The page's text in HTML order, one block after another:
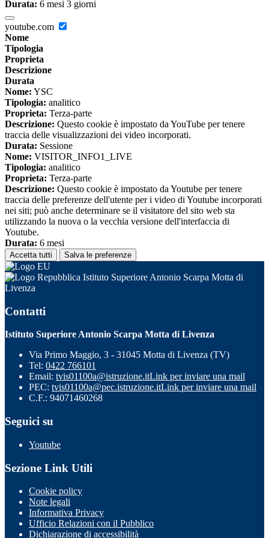
Durata: 6 mesi 3 giorni
youtube.com
Nome
Tipologia
Proprieta
Descrizione
Durata
Nome: YSC
Tipologia: analitico
Proprieta: Terza-parte
Descrizione: Questo cookie è impostato da YouTube per tenere
traccia delle visualizzazioni dei video incorporati.
Durata: Sessione
Nome: VISITOR_INFO1_LIVE
Tipologia: analitico
Proprieta: Terza-parte
Descrizione: Questo cookie è impostato da Youtube per tenere
traccia delle preferenze dell'utente per i video di Youtube incorporati
nei siti; può anche determinare se il visitatore del sito web sta
utilizzando la nuova o la vecchia versione dell'interfaccia di
Youtube.
Durata: 6 mesi
Accetta tutti Salva le preferenze
Istituto Superiore Antonio Scarpa Motta di
Livenza
Contatti
Istituto Superiore Antonio Scarpa Motta di Livenza
Via Primo Maggio, 3 - 31045 Motta di Livenza (TV)
Tel: 0422 766101
Email: tvis01100a@istruzione.itLink per inviare una mail
PEC: tvis01100a@pec.istruzione.itLink per inviare una mail
C.F.: 94071460268
Seguici su
Youtube
Sezione Link Utili
Cookie policy
Note legali
Informativa Privacy
Ufficio Relazioni con il Pubblico
Dichiarazione di accessibilità